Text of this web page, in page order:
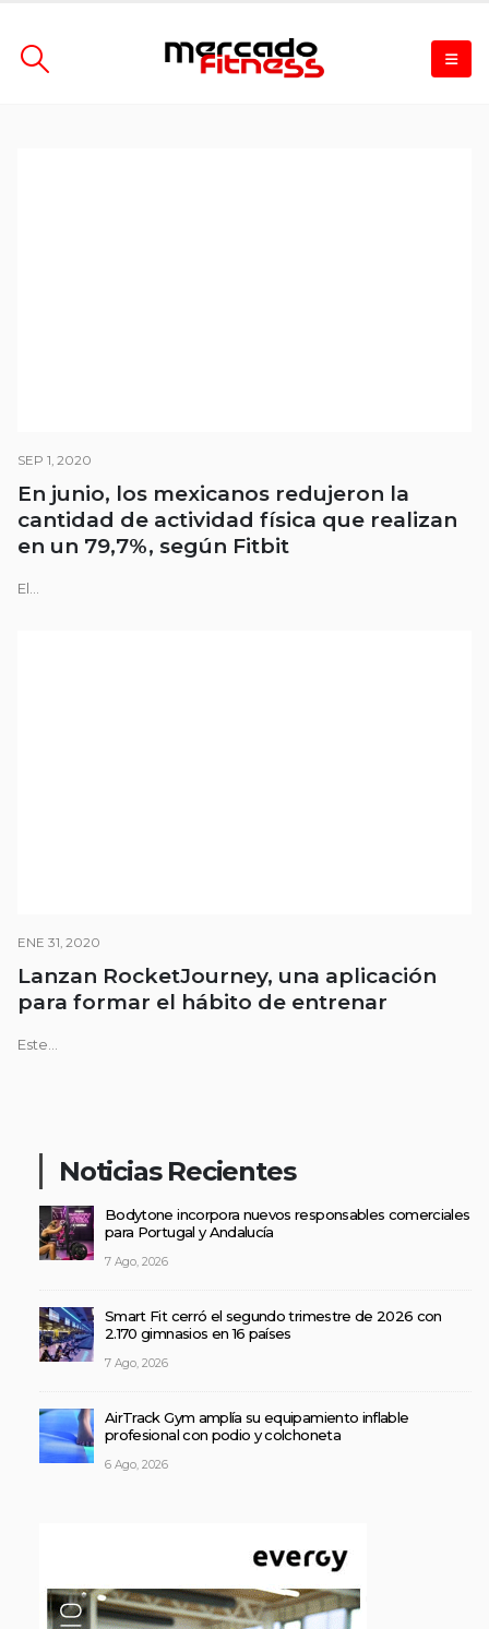
SEP 1, 2020
En junio, los mexicanos redujeron la
cantidad de actividad física que realizan
en un 79,7%, según Fitbit
El...
ENE 31, 2020
Lanzan RocketJourney, una aplicación
para formar el hábito de entrenar
Este...
Noticias Recientes
Bodytone incorpora nuevos responsables comerciales
para Portugal y Andalucía
7 Ago, 2026
Smart Fit cerró el segundo trimestre de 2026 con
2.170 gimnasios en 16 países
7 Ago, 2026
AirTrack Gym amplía su equipamiento inflable
profesional con podio y colchoneta
6 Ago, 2026